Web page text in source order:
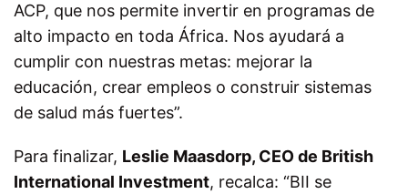
ACP, que nos permite invertir en programas de
alto impacto en toda África. Nos ayudará a
cumplir con nuestras metas: mejorar la
educación, crear empleos o construir sistemas
de salud más fuertes”.
Para finalizar, Leslie Maasdorp, CEO de British
International Investment, recalca: “BII se